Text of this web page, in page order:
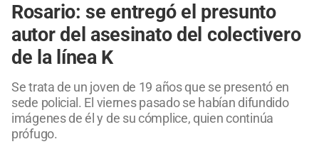
Rosario: se entregó el presunto
autor del asesinato del colectivero
de la línea K
Se trata de un joven de 19 años que se presentó en
sede policial. El viernes pasado se habían difundido
imágenes de él y de su cómplice, quien continúa
prófugo.